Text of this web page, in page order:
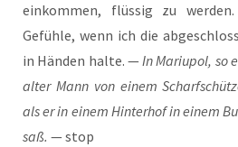
ein­kom­men, flüs­sig zu wer­den.
Gefüh­le, wenn ich die
in Hän­den hal­te. —In Mariu­pol, so
alter Mann von einem
als er in einem Hin­ter­hof in einem
saß. — stop